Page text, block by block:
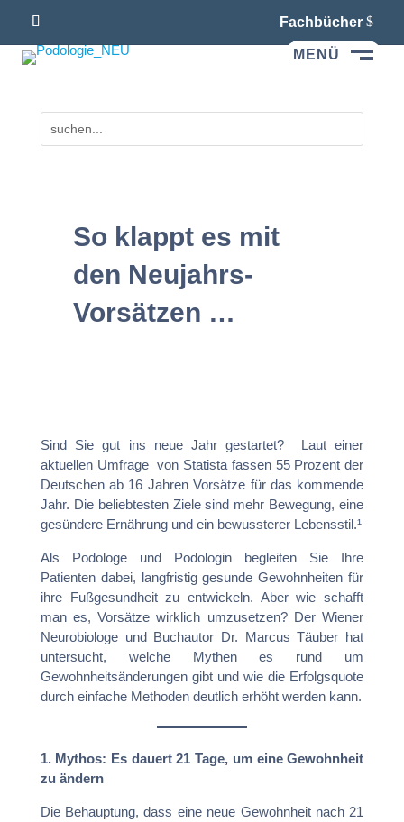
Fachbücher
MENÜ
So klappt es mit
den Neujahrs-
Vorsätzen …
Sind Sie gut ins neue Jahr gestartet? Laut einer
aktuellen Umfrage von Statista fassen 55 Prozent der
Deutschen ab 16 Jahren Vorsätze für das kommende
Jahr. Die beliebtesten Ziele sind mehr Bewegung, eine
gesündere Ernährung und ein bewussterer Lebensstil.¹
Als Podologe und Podologin begleiten Sie Ihre
Patienten dabei, langfristig gesunde Gewohnheiten für
ihre Fußgesundheit zu entwickeln. Aber wie schafft
man es, Vorsätze wirklich umzusetzen? Der Wiener
Neurobiologe und Buchautor Dr. Marcus Täuber hat
untersucht, welche Mythen es rund um
Gewohnheitsänderungen gibt und wie die Erfolgsquote
durch einfache Methoden deutlich erhöht werden kann.
1. Mythos: Es dauert 21 Tage, um eine Gewohnheit
zu ändern
Die Behauptung, dass eine neue Gewohnheit nach 21